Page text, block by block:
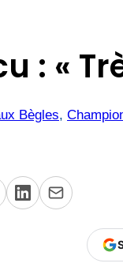
: «
Bègles,